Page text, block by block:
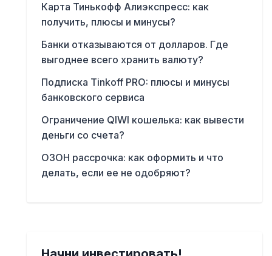
Карта Тинькофф Алиэкспресс: как
получить, плюсы и минусы?
Банки отказываются от долларов. Где
выгоднее всего хранить валюту?
Подписка Tinkoff PRO: плюсы и минусы
банковского сервиса
Ограничение QIWI кошелька: как вывести
деньги со счета?
ОЗОН рассрочка: как оформить и что
делать, если ее не одобряют?